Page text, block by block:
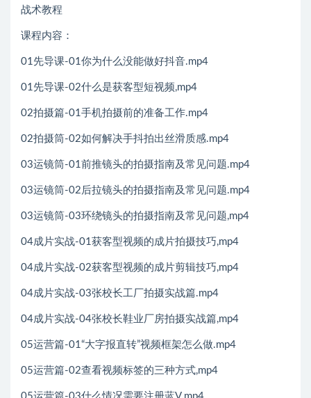
战术教程
课程内容：
01先导课-01你为什么没能做好抖音.mp4
01先导课-02什么是获客型短视频,mp4
02拍摄篇-01手机拍摄前的准备工作.mp4
02拍摄筒-02如何解决手抖拍出丝滑质感.mp4
03运镜筒-01前推镜头的拍摄指南及常见问题.mp4
03运镜筒-02后拉镜头的拍摄指南及常见问题.mp4
03运镜筒-03环绕镜头的拍摄指南及常见问题,mp4
04成片实战-01获客型视频的成片拍摄技巧,mp4
04成片实战-02获客型视频的成片剪辑技巧,mp4
04成片实战-03张校长工厂拍摄实战篇.mp4
04成片实战-04张校长鞋业厂房拍摄实战篇,mp4
05运营篇-01“大字报直转”视频框架怎么做.mp4
05运营篇-02查看视频标签的三种方式,mp4